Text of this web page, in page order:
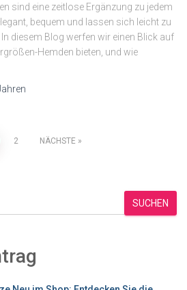
sind eine zeitlose Ergänzung zu jedem
bequem und lassen sich leicht zu
diesem Blog werfen wir einen Blick auf
Hemden bieten, und wie
2 NÄCHSTE
SUCHEN